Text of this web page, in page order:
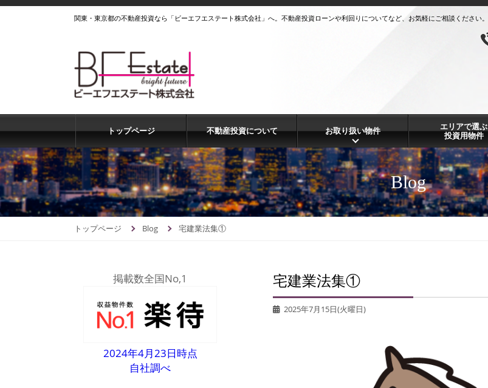
関東・東京都の不動産投資なら「ビーエフエステート株式会社」へ。不動産投資ローンや利回りについてなど、お気軽にご相談ください。
トップページ 不動産投資について お取り扱い物件
エリアで選ぶ
投資用物件
Blog
トップページ Blog 宅建業法集①
宅建業法集①
2025年7月15日(火曜日)
掲載数全国No,1
2024年4月23日時点
自社調べ